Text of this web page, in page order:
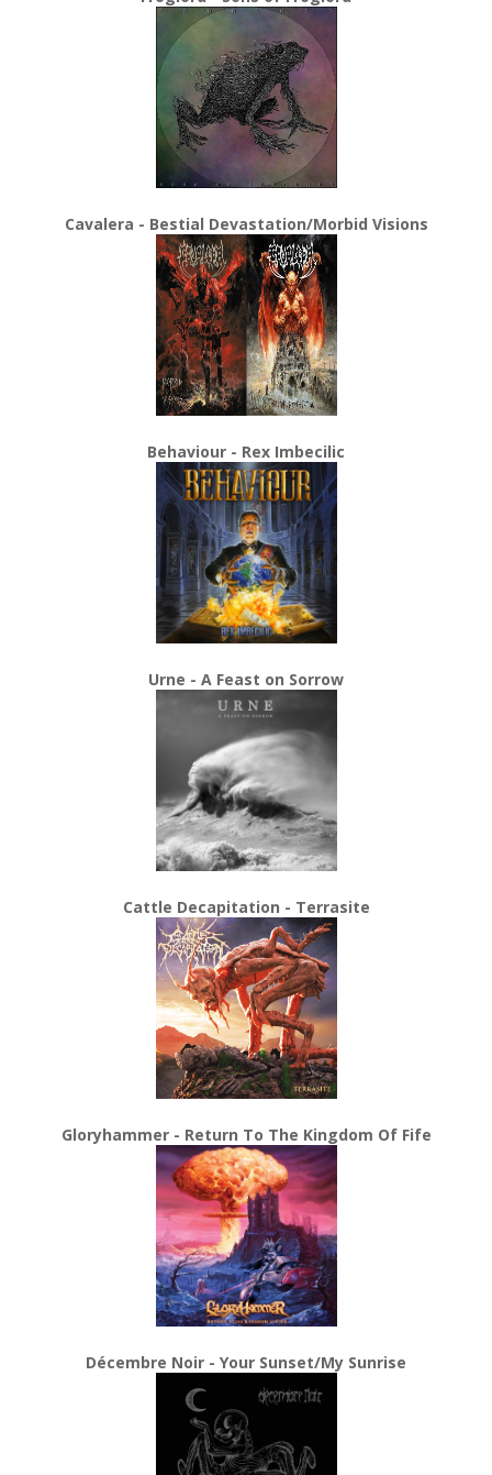
Cavalera - Bestial Devastation/Morbid Visions
Behaviour - Rex Imbecilic
Urne - A Feast on Sorrow
Cattle Decapitation - Terrasite
Gloryhammer - Return To The Kingdom Of Fife
Décembre Noir - Your Sunset/My Sunrise